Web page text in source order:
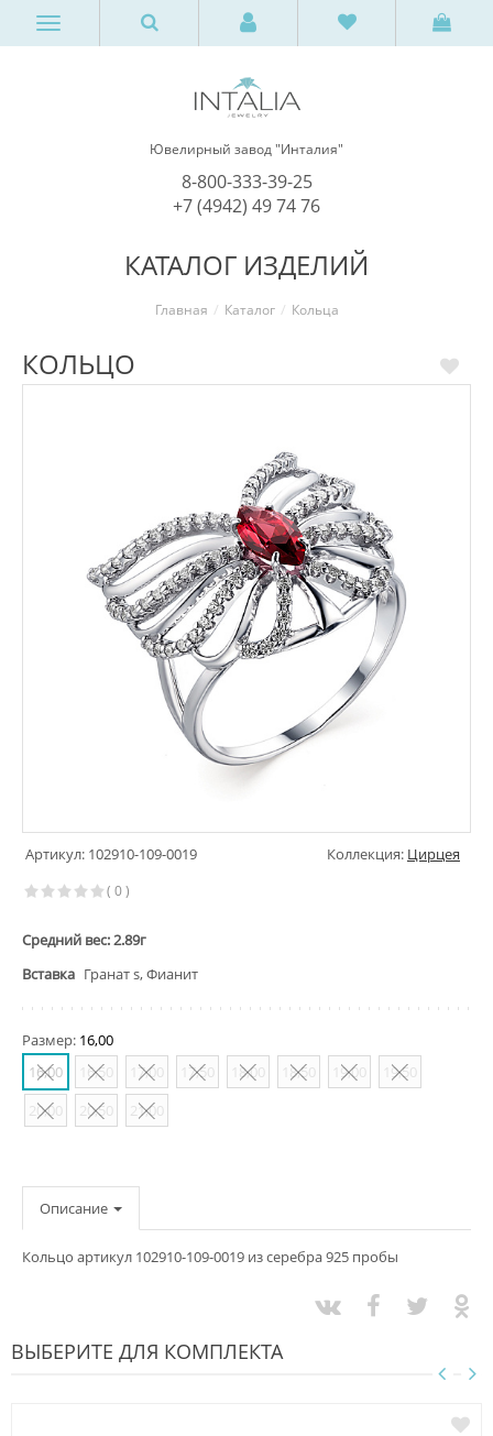
Ювелирный завод "Инталия"
8-800-333-39-25
+7 (4942) 49 74 76
КАТАЛОГ ИЗДЕЛИЙ
Главная Каталог Кольца
КОЛЬЦО
Артикул: 102910-109-0019 Коллекция: Цирцея
( 0 )
Средний вес: 2.89г
Вставка Гранат s, Фианит
Размер: 16,00
16,00
16,50 17,00 17,50 18,00 18,50 19,00
19,50
20,00
20,50 21,00
Описание
Кольцо артикул 102910-109-0019 из серебра 925 пробы
ВЫБЕРИТЕ ДЛЯ КОМПЛЕКТА